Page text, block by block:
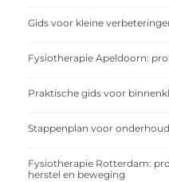
Gids voor kleine
Fysiotherapie Apeldoorn:
Praktische gids voor
Stappenplan voor
Fysiotherapie Rotterdam:
herstel en beweging